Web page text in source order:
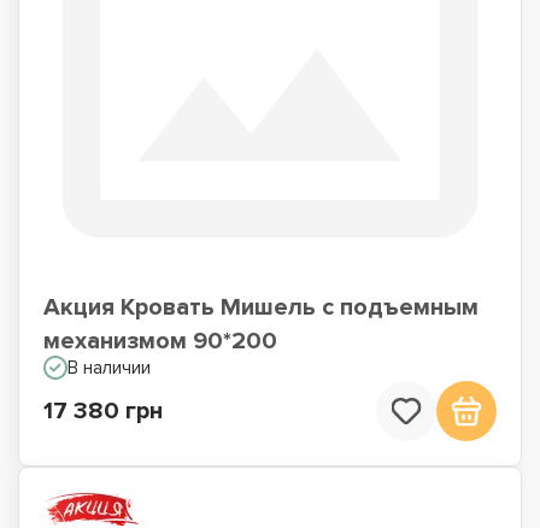
Акция Кровать Мишель с подъемным
механизмом 90*200
В наличии
17 380 грн